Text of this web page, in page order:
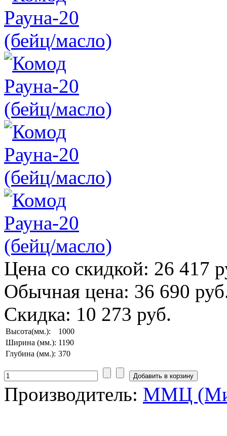
Цена со скидкой: 26 417
Обычная цена: 36 690
Скидка: 10 273 руб.
Высота(мм.):
1000
Ширина (мм.): 1190
Глубина (мм.): 370
Производитель: ММЦ